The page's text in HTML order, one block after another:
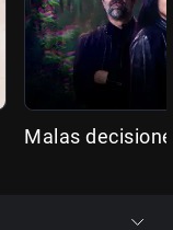
Malas